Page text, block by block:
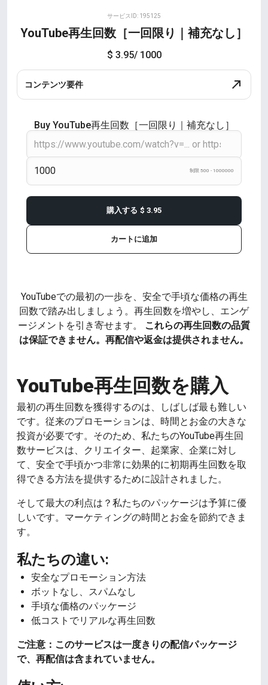
サービスID: 195125
YouTube再生回数［一回限り｜補充なし］
$ 3.95/ 1000
コンテンツ要件
Buy YouTube再生回数［一回限り｜補充なし］
制限 500 - 1000000
カートに追加
購入する $ 3.95
YouTubeでの最初の一歩を、安全で手頃な価格の再生
回数で踏み出しましょう。再生回数を増やし、エンゲ
ージメントを引き寄せます。
これらの再生回数の品質
は保証できません。再配信や返金は提供されません。
YouTube再生回数を購入
最初の再生回数を獲得するのは、しばしば最も難しい
です。従来のプロモーションは、時間とお金の大きな
投資が必要です。そのため、私たちのYouTube再生回
数サービスは、クリエイター、起業家、企業に対し
て、安全で手頃かつ非常に効果的に初期再生回数を取
得できる方法を提供するために設計されました。
そして最大の利点は？私たちのパッケージは予算に優
しいです。マーケティングの時間とお金を節約できま
す。
私たちの違い:
安全なプロモーション方法
ボットなし、スパムなし
手頃な価格のパッケージ
低コストでリアルな再生回数
ご注意：このサービスは一度きりの配信パッケージ
で、再配信は含まれていません。